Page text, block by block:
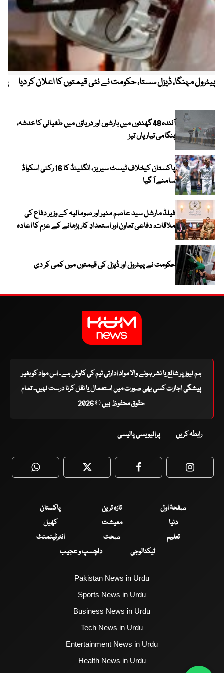
پیٹرول مہنگا، ڈیزل سستا، حکومت نے نئی قیمتوں کا اعلان کر دیا
آئندہ 48 گھنٹوں میں بارشوں اور دریاؤں میں طغیانی کا خدشہ،
ہنگامی تیاریاں تیز
پاکستان کیخلاف ٹیسٹ سیریز ، انگلینڈ کا 16 رکنی اسکواڈ
سامنے آ گیا
فیلڈ مارشل سید عاصم منیر اور صومالیہ کے وزیر دفاع کی
ملاقات، دفاعی تعاون اور استعدادِ کار بڑھانے کے عزم کا اعادہ
حکومت نے پیٹرول اور ڈیزل کی قیمتوں میں کمی کر دی
ہم نیوز پر شائع یا نشر ہونے والا مواد ادارتی ٹیم کی کاوش ہے۔ اس مواد کو بغیر
پیشگی اجازت کسی بھی صورت میں استعمال یا نقل کرنا درست نہیں۔ تمام
حقوق محفوظ ہیں © 2026
رابطہ کریں پرائیویسی پالیسی
WhatsApp Twitter Facebook
صفحۂ اول تازہ ترین
پاکستان
دنیا
معیشت
کھیل
تعلیم
صحت
انٹرٹینمنٹ
ٹیکنالوجی
دلچسپ و عجیب
Pakistan News in Urdu
Sports News in Urdu
Business News in Urdu
Tech News in Urdu
Entertainment News in Urdu
Health News in Urdu